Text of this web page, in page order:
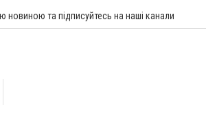
новиною та підписуйтесь на наші канали